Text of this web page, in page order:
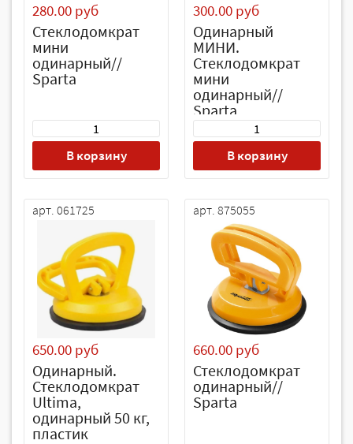
280.00 руб
Стеклодомкрат
мини
одинарный//
Sparta
В корзину
300.00 руб
Одинарный
МИНИ.
Стеклодомкрат
мини
одинарный//
Sparta
В корзину
арт. 061725
650.00 руб
Одинарный.
Стеклодомкрат
Ultima,
одинарный 50 кг,
пластик
арт. 875055
660.00 руб
Стеклодомкрат
одинарный//
Sparta